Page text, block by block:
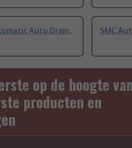
Auto Drain,
SMC
op de hoogte
producten en